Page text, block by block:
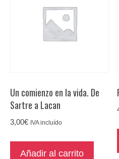
Un comienzo en la vida. De
Sartre a Lacan
3,00€ IVA incluído
Añadir al carrito